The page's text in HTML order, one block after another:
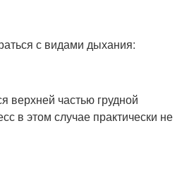
с видами дыхания:
верхней частью грудной
в этом случае практически не